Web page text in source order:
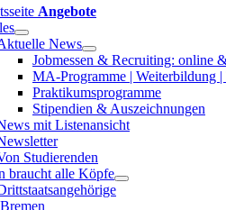
Angebote
News
Jobmessen & Recruiting: online
MA-Programme | Weiterbildung
Praktikumsprogramme
Stipendien & Auszeichnungen
mit Listenansicht
Studierenden
braucht alle Köpfe